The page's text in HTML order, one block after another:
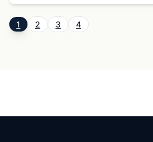
septembre 1945 avec la
1 2 3 4